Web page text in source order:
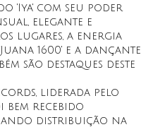
'Iya' com seu poder
elegante e
lugares, a energia
1600' e a dançante
são destaques deste
liderada pelo
bem recebido
distribuição na